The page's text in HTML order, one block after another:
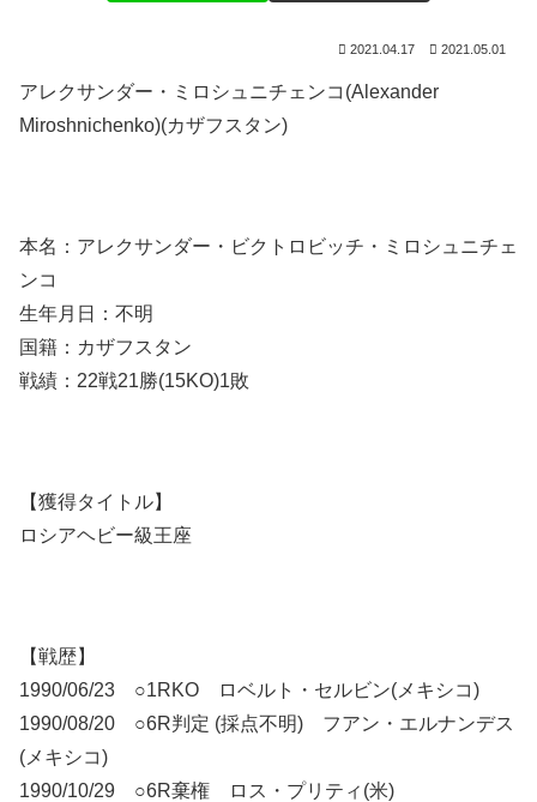
2021.04.17 2021.05.01
アレクサンダー・ミロシュニチェンコ(Alexander
Miroshnichenko)(カザフスタン)
本名：アレクサンダー・ビクトロビッチ・ミロシュニチェ
ンコ
生年月日：不明
国籍：カザフスタン
戦績：22戦21勝(15KO)1敗
【獲得タイトル】
ロシアヘビー級王座
【戦歴】
1990/06/23 ○1RKO ロベルト・セルビン(メキシコ)
1990/08/20 ○6R判定 (採点不明) フアン・エルナンデス
(メキシコ)
1990/10/29 ○6R棄権 ロス・プリティ(米)